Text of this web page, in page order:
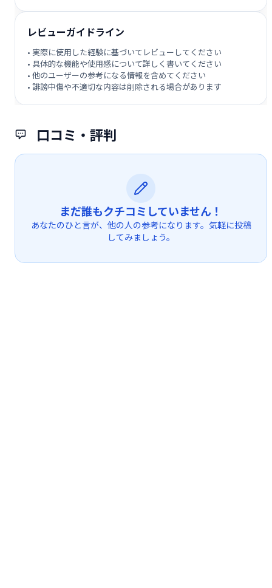
口コミ・評判
まだ誰もクチコミしていません！
あなたのひと言が、他の人の参考になります。気軽に投稿
してみましょう。
レビューガイドライン
• 実際に使用した経験に基づいてレビューしてください
• 具体的な機能や使用感について詳しく書いてください
• 他のユーザーの参考になる情報を含めてください
• 誹謗中傷や不適切な内容は削除される場合があります